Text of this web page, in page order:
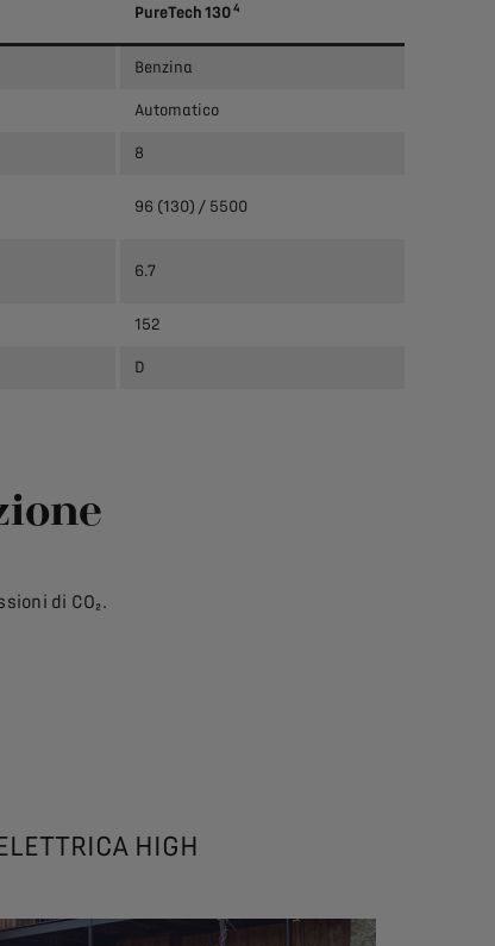
PureTech 1304
Benzina
Automatico
8
96 (130) / 5500
6.7
152
D
di CO₂.
HIGH